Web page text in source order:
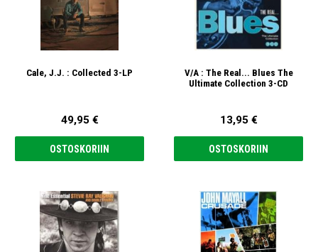
Cale, J.J. : Collected 3-LP
49,95 €
OSTOSKORIIN
V/A : The Real... Blues The
Ultimate Collection 3-CD
13,95 €
OSTOSKORIIN